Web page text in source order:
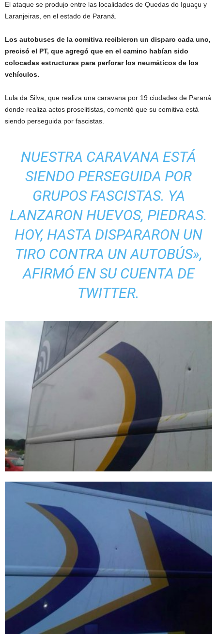
El ataque se produjo entre las localidades de Quedas do Iguaçu y
Laranjeiras, en el estado de Paraná.
Los autobuses de la comitiva recibieron un disparo cada uno,
precisó el PT, que agregó que en el camino habían sido
colocadas estructuras para perforar los neumáticos de los
vehículos.
Lula da Silva, que realiza una caravana por 19 ciudades de Paraná
donde realiza actos proselitistas, comentó que su comitiva está
siendo perseguida por fascistas.
NUESTRA CARAVANA ESTÁ
SIENDO PERSEGUIDA POR
GRUPOS FASCISTAS. YA
LANZARON HUEVOS, PIEDRAS.
HOY, HASTA DISPARARON UN
TIRO CONTRA UN AUTOBÚS»,
AFIRMÓ EN SU CUENTA DE
TWITTER.